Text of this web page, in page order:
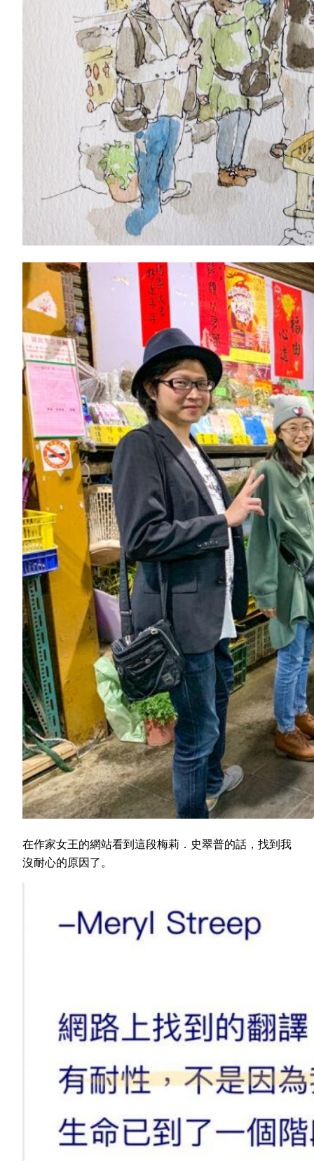
在作家女王的網站看到這段梅莉．史翠普的話，找到我
沒耐心的原因了。